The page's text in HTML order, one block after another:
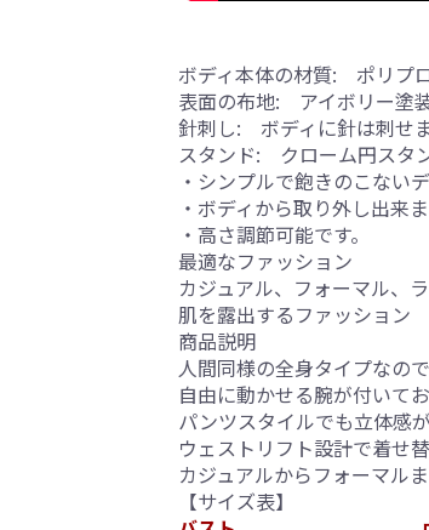
ボディ本体の材質: ポリプ
表面の布地: アイボリー塗
針刺し: ボディに針は刺せ
スタンド: クローム円スタ
・シンプルで飽きのこない
・ボディから取り外し出来ま
・高さ調節可能です。
最適なファッション
カジュアル、フォーマル、
肌を露出するファッション
商品説明
人間同様の全身タイプなの
自由に動かせる腕が付いて
パンツスタイルでも立体感が
ウェストリフト設計で着せ
カジュアルからフォーマル
【サイズ表】